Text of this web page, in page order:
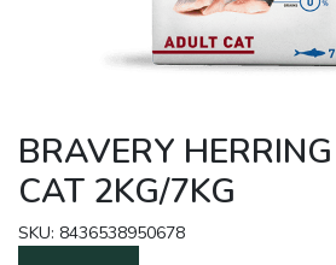
BRAVERY
CAT 2KG/7KG
SKU: 8436538950678